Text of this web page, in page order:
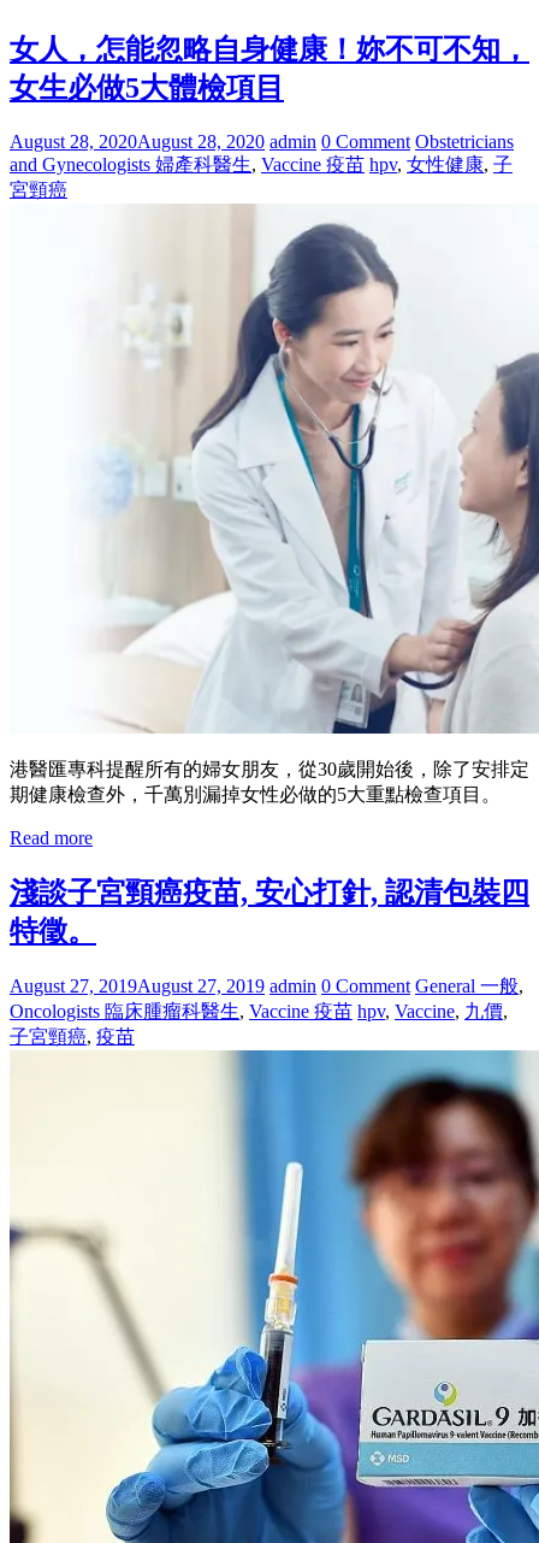
女人，怎能忽略自身健康！妳不可不知，
女生必做5大體檢項目
August 28, 2020August 28, 2020 admin 0 Comment Obstetricians
and Gynecologists 婦產科醫生, Vaccine 疫苗 hpv, 女性健康, 子
宮頸癌
港醫匯專科提醒所有的婦女朋友，從30歲開始後，除了安排定
期健康檢查外，千萬別漏掉女性必做的5大重點檢查項目。
Read more
淺談子宮頸癌疫苗, 安心打針, 認清包裝四
特徵。
August 27, 2019August 27, 2019 admin 0 Comment General 一般,
Oncologists 臨床腫瘤科醫生, Vaccine 疫苗 hpv, Vaccine, 九價,
子宮頸癌, 疫苗